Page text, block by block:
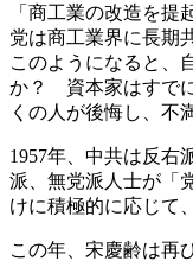
「商工業の改造を
党は商工業界に長期
このようになると、
か？ 資本家はすで
くの人が後悔し、不
1957年、中共は反右
派、無党派人士が「
けに積極的に応じて
この年、宋慶齢は再